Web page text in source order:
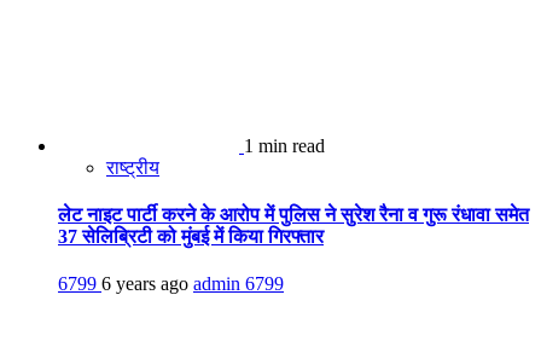
1 min read
राष्ट्रीय
लेट नाइट पार्टी करने के आरोप में पुलिस ने सुरेश रैना व गुरू रंधावा समेत
37 सेलिब्रिटी को मुंबई में किया गिरफ्तार
6799 6 years ago admin 6799